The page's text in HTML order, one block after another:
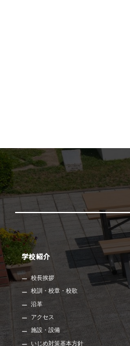
学校紹介
校長挨拶
校訓・校章・校歌
沿革
アクセス
施設・設備
いじめ対策基本方針